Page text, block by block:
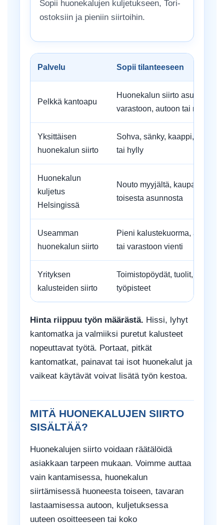
Sopii huonekalujen kuljetukseen, Tori-
ostoksiin ja pieniin siirtoihin.
Palvelu Sopii tilanteeseen
Pelkkä kantoapu
Huonekalun siirto asunnon
varastoon, autoon tai
Yksittäisen
huonekalun siirto
Sohva, sänky, kaappi,
tai hylly
Huonekalun
kuljetus
Helsingissä
Nouto myyjältä, kaupasta,
toisesta asunnosta
Useamman
huonekalun siirto
Pieni kalustekuorma,
tai varastoon vienti
Yrityksen
kalusteiden siirto
Toimistopöydät, tuolit, hyllyt,
työpisteet
Hinta riippuu työn määrästä. Hissi, lyhyt
kantomatka ja valmiiksi puretut kalusteet
nopeuttavat työtä. Portaat, pitkät
kantomatkat, painavat tai isot huonekalut ja
vaikeat käytävät voivat lisätä työn kestoa.
MITÄ HUONEKALUJEN SIIRTO
SISÄLTÄÄ?
Huonekalujen siirto voidaan räätälöidä
asiakkaan tarpeen mukaan. Voimme auttaa
vain kantamisessa, huonekalun
siirtämisessä huoneesta toiseen, tavaran
lastaamisessa autoon, kuljetuksessa
uuteen osoitteeseen tai koko